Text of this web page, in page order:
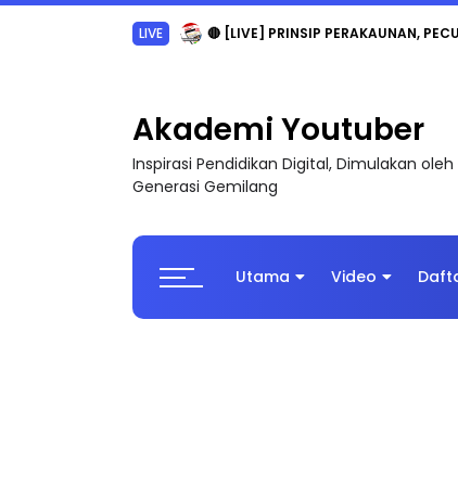
TRANSFORMASI DIGITAL GURU SIRI 7 :
Akademi Youtuber
Inspirasi Pendidikan Digital, Dimulakan
Generasi Gemilang
Utama Video